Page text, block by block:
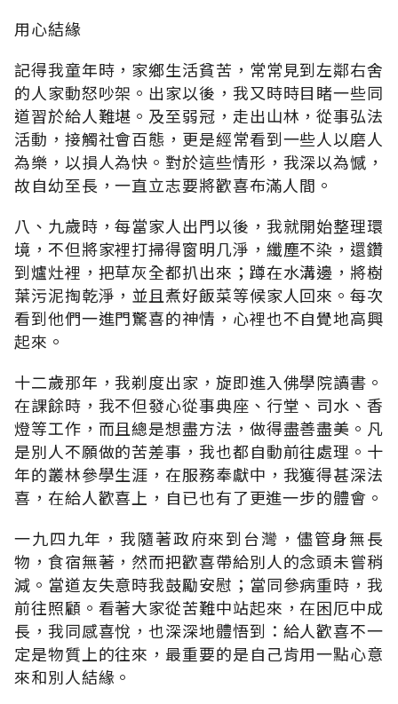
用心結緣
記得我童年時，家鄉生活貧苦，常常見到左鄰右舍
的人家動怒吵架。出家以後，我又時時目睹一些同
道習於給人難堪。及至弱冠，走出山林，從事弘法
活動，接觸社會百態，更是經常看到一些人以磨人
為樂，以損人為快。對於這些情形，我深以為憾，
故自幼至長，一直立志要將歡喜布滿人間。
八、九歲時，每當家人出門以後，我就開始整理環
境，不但將家裡打掃得窗明几淨，纖塵不染，還鑽
到爐灶裡，把草灰全都扒出來；蹲在水溝邊，將樹
葉污泥掏乾淨，並且煮好飯菜等候家人回來。每次
看到他們一進門驚喜的神情，心裡也不自覺地高興
起來。
十二歲那年，我剃度出家，旋即進入佛學院讀書。
在課餘時，我不但發心從事典座、行堂、司水、香
燈等工作，而且總是想盡方法，做得盡善盡美。凡
是別人不願做的苦差事，我也都自動前往處理。十
年的叢林參學生涯，在服務奉獻中，我獲得甚深法
喜，在給人歡喜上，自已也有了更進一步的體會。
一九四九年，我隨著政府來到台灣，儘管身無長
物，食宿無著，然而把歡喜帶給別人的念頭未嘗稍
減。當道友失意時我鼓勵安慰；當同參病重時，我
前往照顧。看著大家從苦難中站起來，在困厄中成
長，我同感喜悅，也深深地體悟到：給人歡喜不一
定是物質上的往來，最重要的是自己肯用一點心意
來和別人結緣。